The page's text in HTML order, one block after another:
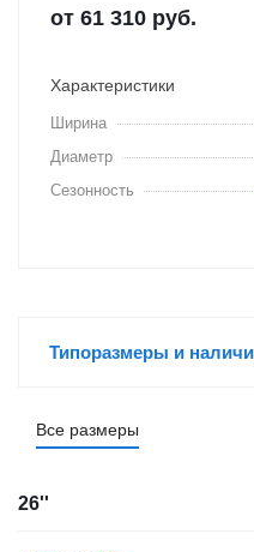
от 61 310 руб.
Характеристики
Ширина
Диаметр
Сезонность
Типоразмеры и
Все размеры
26''